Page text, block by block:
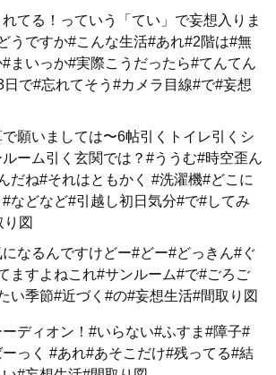
てる！っていう「てい」で妄想入りま
うですか#こんな生活#あれ#2階は#無
#まいっか#実際こうだったら#てんてん
日で#忘れてそう#カメラ目線#で#妄想
で願いましては〜6帖引くトイレ引くシ
ルーム引く玄関では？#ううむ#時空歪ん
だね#それはともかく #洗濯機#どこに
などなど#引越し初日気分#で#してみ
図
になるんですけどー#どー#どっきん#ぐ
ますよねこれ#サンルーム#で#ごろご
い季節#近づく#の#妄想生活#間取り図
ーディオン！#いらない#ふすま#障子#
っく #あれ#あそこだけ#残ってる#結